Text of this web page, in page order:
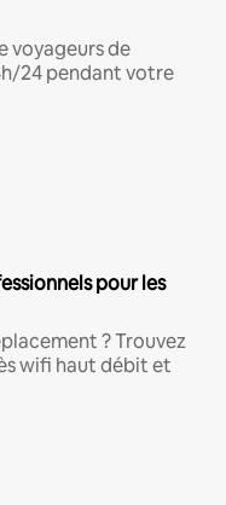
voyageurs de
24 pendant votre
pour les
? Trouvez
wifi haut débit et